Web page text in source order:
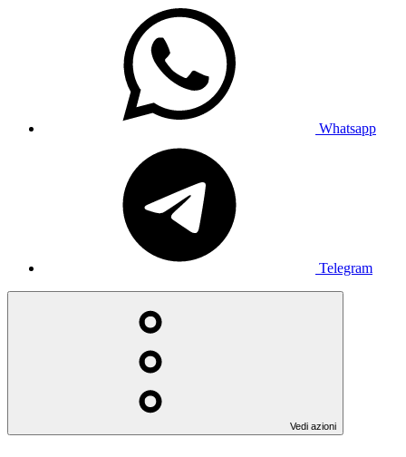
Whatsapp
Telegram
Vedi azioni